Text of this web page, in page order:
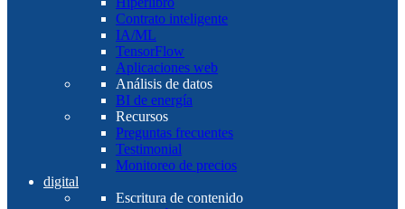
Contrato inteligente
IA/ML
TensorFlow
Aplicaciones web
Análisis de datos
BI de energía
Recursos
Preguntas frecuentes
Testimonial
Monitoreo de precios
digital
Escritura de contenido